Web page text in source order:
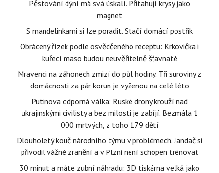
Pěstování dýní má svá úskalí. Přitahují krysy jako
magnet
S mandelinkami si lze poradit. Stačí domácí postřik
Obrácený řízek podle osvědčeného receptu: Krkovička i
kuřecí maso budou neuvěřitelně šťavnaté
Mravenci na záhonech zmizí do půl hodiny. Tři suroviny z
domácnosti za pár korun je vyženou na celé léto
Putinova odporná válka: Ruské drony krouží nad
ukrajinskými civilisty a bez milosti je zabíjí. Bezmála 1
000 mrtvých, z toho 179 dětí
Dlouholetý kouč národního týmu v problémech. Jandač si
přivodil vážné zranění a v Plzni není schopen trénovat
30 minut a máte zubní náhradu: 3D tiskárna velká jako